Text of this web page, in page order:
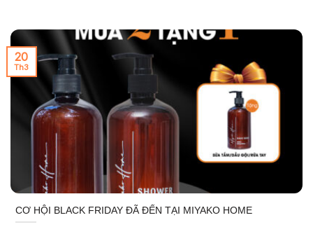
CƠ HỘI BLACK FRIDAY ĐÃ ĐẾN TẠI MIYAKO HOME
20
Th3